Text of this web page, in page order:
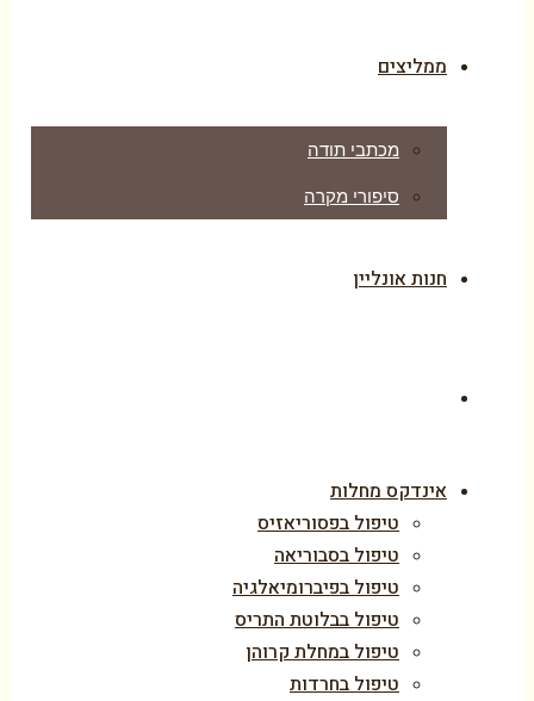
ממליצים
מכתבי תודה
סיפורי מקרה
חנות אונליין
אינדקס מחלות
טיפול בפסוריאזיס
טיפול בסבוריאה
טיפול בפיברומיאלגיה
טיפול בבלוטת התריס
טיפול במחלת קרוהן
טיפול בחרדות